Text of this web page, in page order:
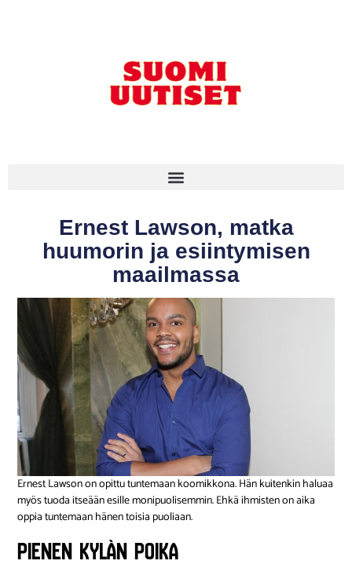
Ernest Lawson, matka
huumorin ja esiintymisen
maailmassa
Ernest Lawson on opittu tuntemaan koomikkona. Hän kuitenkin haluaa
myös tuoda itseään esille monipuolisemmin. Ehkä ihmisten on aika
oppia tuntemaan hänen toisia puoliaan.
Pienen kylän poika